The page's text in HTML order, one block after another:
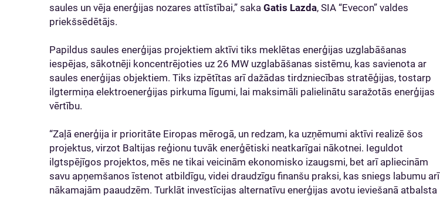
saules un vēja enerģijas nozares attīstībai,” saka Gatis Lazda, SIA “Evecon” valdes
priekšsēdētājs.
Papildus saules enerģijas projektiem aktīvi tiks meklētas enerģijas uzglabāšanas
iespējas, sākotnēji koncentrējoties uz 26 MW uzglabāšanas sistēmu, kas savienota ar
saules enerģijas objektiem. Tiks izpētītas arī dažādas tirdzniecības stratēģijas, tostarp
ilgtermiņa elektroenerģijas pirkuma līgumi, lai maksimāli palielinātu saražotās enerģijas
vērtību.
“Zaļā enerģija ir prioritāte Eiropas mērogā, un redzam, ka uzņēmumi aktīvi realizē šos
projektus, virzot Baltijas reģionu tuvāk enerģētiski neatkarīgai nākotnei. Ieguldot
ilgtspējīgos projektos, mēs ne tikai veicinām ekonomisko izaugsmi, bet arī apliecinām
savu apņemšanos īstenot atbildīgu, videi draudzīgu finanšu praksi, kas sniegs labumu arī
nākamajām paaudzēm. Turklāt investīcijas alternatīvu enerģijas avotu ieviešanā atbalsta